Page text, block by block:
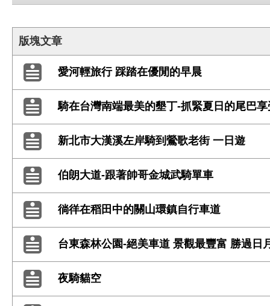
版塊文章
愛河輕旅行 踩踏在優閒的早晨
騎在台灣南端最美的墾丁-抓緊夏日的尾巴
新北市大漢溪左岸騎到鶯歌老街 一日遊
伯朗大道-跟著帥哥金城武騎單車
徜徉在稻田中的關山環鎮自行車道
台東森林公園-絕美車道 景觀最豐富 勝過日
夜騎貓空